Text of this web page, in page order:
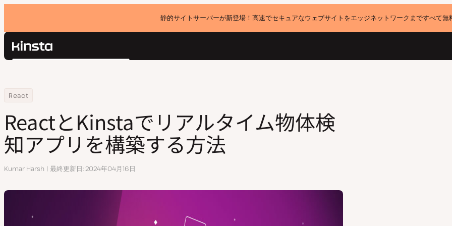
静的サイトサーバーが新登場！高速でセキュアなウェブサイトをエッジネットワークまですべて無
Kinsta®
お問い合わせ
検
Home
リソースセンター
React
ReactとKinstaでリアルタイム物体検知アプリを構築する方法
ReactとKinstaでリアルタイム物体検
知アプリを構築する方法
執
Kumar Harsh 最終更新日 2024年04月16日